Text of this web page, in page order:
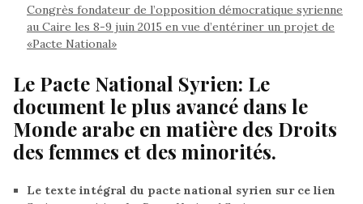
Congrès fondateur de l’opposition démocratique syrienne
au Caire les 8-9 juin 2015 en vue d’entériner un projet de
«Pacte National»
Le Pacte National Syrien: Le
document le plus avancé dans le
Monde arabe en matière des Droits
des femmes et des minorités.
Le texte intégral du pacte national syrien sur ce lien